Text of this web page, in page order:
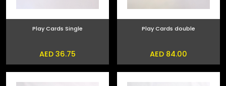
Play Cards double
AED 84.00
Play Cards Single
AED 36.75